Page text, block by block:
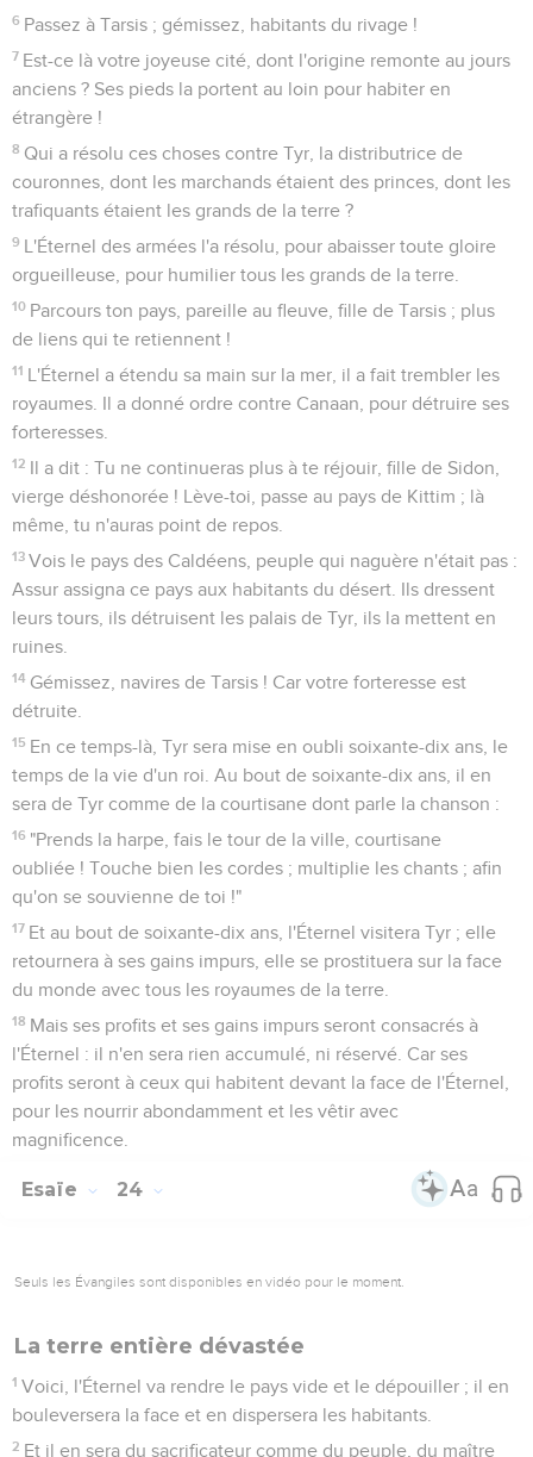
6 Passez à Tarsis ; gémissez, habitants du rivage !
7 Est-ce là votre joyeuse cité, dont l'origine remonte au jours
anciens ? Ses pieds la portent au loin pour habiter en
étrangère !
8 Qui a résolu ces choses contre Tyr, la distributrice de
couronnes, dont les marchands étaient des princes, dont les
trafiquants étaient les grands de la terre ?
9 L'Éternel des armées l'a résolu, pour abaisser toute gloire
orgueilleuse, pour humilier tous les grands de la terre.
10 Parcours ton pays, pareille au fleuve, fille de Tarsis ; plus
de liens qui te retiennent !
11 L'Éternel a étendu sa main sur la mer, il a fait trembler les
royaumes. Il a donné ordre contre Canaan, pour détruire ses
forteresses.
12 Il a dit : Tu ne continueras plus à te réjouir, fille de Sidon,
vierge déshonorée ! Lève-toi, passe au pays de Kittim ; là
même, tu n'auras point de repos.
13 Vois le pays des Caldéens, peuple qui naguère n'était pas :
Assur assigna ce pays aux habitants du désert. Ils dressent
leurs tours, ils détruisent les palais de Tyr, ils la mettent en
ruines.
14 Gémissez, navires de Tarsis ! Car votre forteresse est
détruite.
15 En ce temps-là, Tyr sera mise en oubli soixante-dix ans, le
temps de la vie d'un roi. Au bout de soixante-dix ans, il en
sera de Tyr comme de la courtisane dont parle la chanson :
16 "Prends la harpe, fais le tour de la ville, courtisane
oubliée ! Touche bien les cordes ; multiplie les chants ; afin
qu'on se souvienne de toi !"
17 Et au bout de soixante-dix ans, l'Éternel visitera Tyr ; elle
retournera à ses gains impurs, elle se prostituera sur la face
du monde avec tous les royaumes de la terre.
18 Mais ses profits et ses gains impurs seront consacrés à
l'Éternel : il n'en sera rien accumulé, ni réservé. Car ses
profits seront à ceux qui habitent devant la face de l'Éternel,
pour les nourrir abondamment et les vêtir avec
magnificence.
Esaïe 24
Seuls les Évangiles sont disponibles en vidéo pour le moment.
La terre entière dévastée
1 Voici, l'Éternel va rendre le pays vide et le dépouiller ; il en
bouleversera la face et en dispersera les habitants.
2 Et il en sera du sacrificateur comme du peuple, du maître